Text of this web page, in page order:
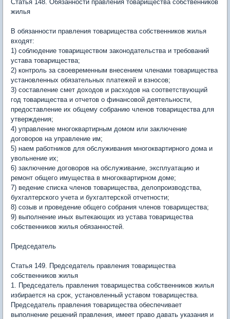
Статья 148. Обязанности правления товарищества собственников
жилья
В обязанности правления товарищества собственников жилья
входят:
1) соблюдение товариществом законодательства и требований
устава товарищества;
2) контроль за своевременным внесением членами товарищества
установленных обязательных платежей и взносов;
3) составление смет доходов и расходов на соответствующий
год товарищества и отчетов о финансовой деятельности,
предоставление их общему собранию членов товарищества для
утверждения;
4) управление многоквартирным домом или заключение
договоров на управление им;
5) наем работников для обслуживания многоквартирного дома и
увольнение их;
6) заключение договоров на обслуживание, эксплуатацию и
ремонт общего имущества в многоквартирном доме;
7) ведение списка членов товарищества, делопроизводства,
бухгалтерского учета и бухгалтерской отчетности;
8) созыв и проведение общего собрания членов товарищества;
9) выполнение иных вытекающих из устава товарищества
собственников жилья обязанностей.
Председатель
Статья 149. Председатель правления товарищества
собственников жилья
1. Председатель правления товарищества собственников жилья
избирается на срок, установленный уставом товарищества.
Председатель правления товарищества обеспечивает
выполнение решений правления, имеет право давать указания и